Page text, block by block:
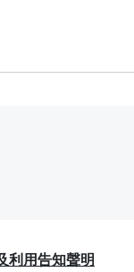
利用告知聲明